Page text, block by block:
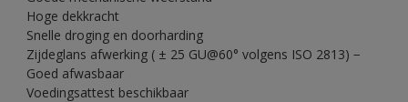
Hoge dekkracht
Snelle droging en doorharding
Zijdeglans afwerking ( ± 25 GU@60° volgens ISO 2813) −
Goed afwasbaar
Voedingsattest beschikbaar